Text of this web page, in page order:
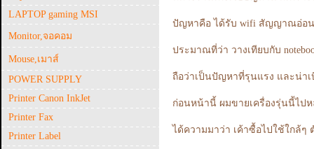
LAPTOP gaming MSI
Monitor,จอคอม
Mouse,เมาส์
POWER SUPPLY
Printer Canon InkJet
Printer Fax
Printer Label
ปัญหาคือ ได้รับ wifi สัญญาณอ่อน
ประมาณที่ว่า วางเทียบกับ
ถือว่าเป็นปัญหาที่รุนแรง และน่าเ
ก่อนหน้านี้ ผมขายเครื่องรุ่นนี้ไปห
ได้ความมาว่า เค้าซื้อไปใช้ใกล้